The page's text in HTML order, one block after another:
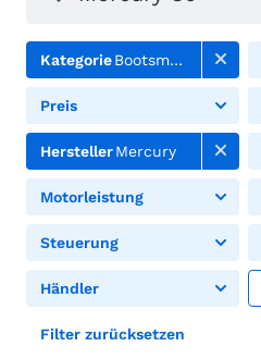
KategorieBootsmotoren
Preis
HerstellerMercury
Motorleistung
Steuerung
Händler
Filter zurücksetzen